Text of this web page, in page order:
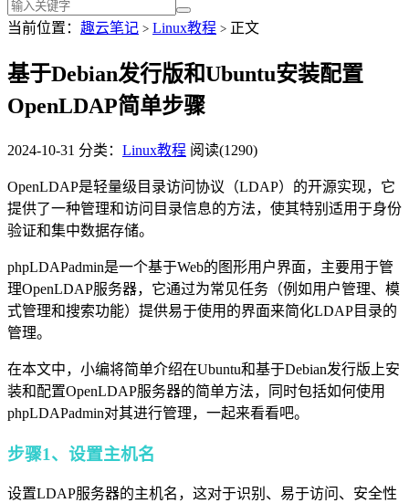
当前位置： 趣云笔记 > Linux教程 > 正文
基于Debian发行版和Ubuntu安装配置
OpenLDAP简单步骤
2024-10-31 分类： Linux教程 阅读(1290)
OpenLDAP是轻量级目录访问协议（LDAP）的开源实现，它
提供了一种管理和访问目录信息的方法，使其特别适用于身份
验证和集中数据存储。
phpLDAPadmin是一个基于Web的图形用户界面，主要用于管
理OpenLDAP服务器，它通过为常见任务（例如用户管理、模
式管理和搜索功能）提供易于使用的界面来简化LDAP目录的
管理。
在本文中，小编将简单介绍在Ubuntu和基于Debian发行版上安
装和配置OpenLDAP服务器的简单方法，同时包括如何使用
phpLDAPadmin对其进行管理，一起来看看吧。
步骤1、设置主机名
设置LDAP服务器的主机名，这对于识别、易于访问、安全性